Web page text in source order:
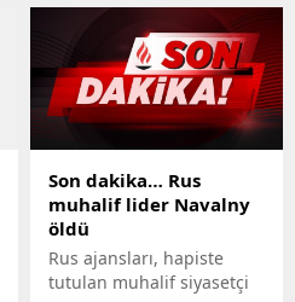
HDP Eski Eş Genel Başkanı
Selahattin Demirtaş,
seçimleri resmi olmayan
sonuçlara göre
Cumhurbaşkanı Recep
Tayyip Erdoğanın
kazanmasının ardından
sosyal medya hesabından
paylaşımlarda bulundu.
Demirtaş, "Seçim süreci
çok büyük eşitsizlikler,
baskılar, inanılmaz
Son dakika… Rus
muhalif lider Navalny
öldü
Rus ajansları, hapiste
tutulan muhalif siyasetçi